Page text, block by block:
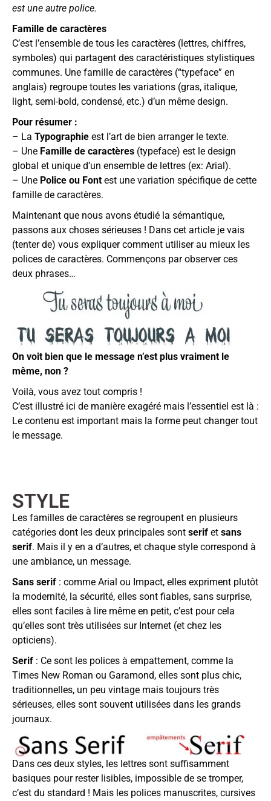
est une autre police.
Famille de caractères
C’est l’ensemble de tous les caractères (lettres, chiffres,
symboles) qui partagent des caractéristiques stylistiques
communes. Une famille de caractères (“typeface” en
anglais) regroupe toutes les variations (gras, italique,
light, semi-bold, condensé, etc.) d’un même design.
Pour résumer :
– La Typographie est l’art de bien arranger le texte.
– Une Famille de caractères (typeface) est le design
global et unique d’un ensemble de lettres (ex: Arial).
– Une Police ou Font est une variation spécifique de cette
famille de caractères.
Maintenant que nous avons étudié la sémantique,
passons aux choses sérieuses ! Dans cet article je vais
(tenter de) vous expliquer comment utiliser au mieux les
polices de caractères. Commençons par observer ces
deux phrases…
On voit bien que le message n’est plus vraiment le
même, non ?
Voilà, vous avez tout compris !
C’est illustré ici de manière exagéré mais l’essentiel est là :
Le contenu est important mais la forme peut changer tout
le message.
STYLE
Les familles de caractères se regroupent en plusieurs
catégories dont les deux principales sont serif et sans
serif. Mais il y en a d’autres, et chaque style correspond à
une ambiance, un message.
Sans serif : comme Arial ou Impact, elles expriment plutôt
la modernité, la sécurité, elles sont fiables, sans surprise,
elles sont faciles à lire même en petit, c’est pour cela
qu’elles sont très utilisées sur Internet (et chez les
opticiens).
Serif : Ce sont les polices à empattement, comme la
Times New Roman ou Garamond, elles sont plus chic,
traditionnelles, un peu vintage mais toujours très
sérieuses, elles sont souvent utilisées dans les grands
journaux.
Dans ces deux styles, les lettres sont suffisamment
basiques pour rester lisibles, impossible de se tromper,
c’est du standard ! Mais les polices manuscrites, cursives